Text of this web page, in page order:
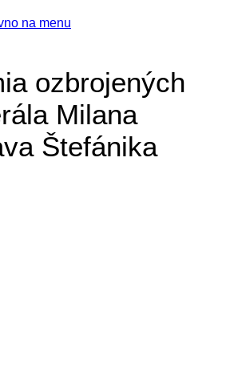
na menu
ozbrojených
Milana
Štefánika